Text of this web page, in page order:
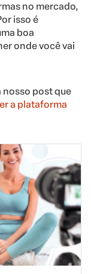
no mercado,
isso é
boa
onde você vai
nosso post que
a plataforma